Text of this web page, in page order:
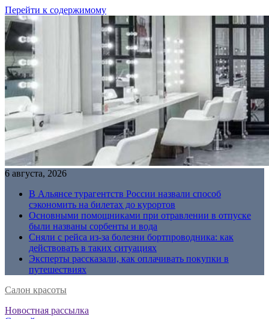
Перейти к содержимому
6 августа, 2026
В Альянсе турагентств России назвали способ
сэкономить на билетах до курортов
Основными помощниками при отравлении в отпуске
были названы сорбенты и вода
Сняли с рейса из-за болезни бортпроводника: как
действовать в таких ситуациях
Эксперты рассказали, как оплачивать покупки в
путешествиях
Салон красоты
Новостная рассылка